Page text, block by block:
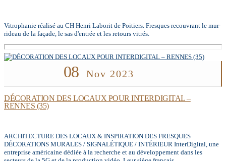
Vitrophanie réalisé au CH Henri Laborit de Poitiers. Fresques recouvrant le mur-
rideau de la façade, le sas d'entrée et les retours vitrés.
08 Nov 2023
DÉCORATION DES LOCAUX POUR INTERDIGITAL –
RENNES (35)
ARCHITECTURE DES LOCAUX & INSPIRATION DES FRESQUES
DÉCORATIONS MURALES / SIGNALÉTIQUE / INTÉRIEUR InterDigital, une
entreprise américaine dédiée à la recherche et au développement dans les